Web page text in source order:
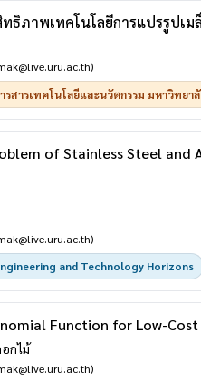
ภาพเทคโนโลยีการแปรรูปเ
รสารเทคโนโลยีและนวัตกรรม มหาวิทยา
of Stainless Steel
and Technology Horizons
Function for Low-
กไม้